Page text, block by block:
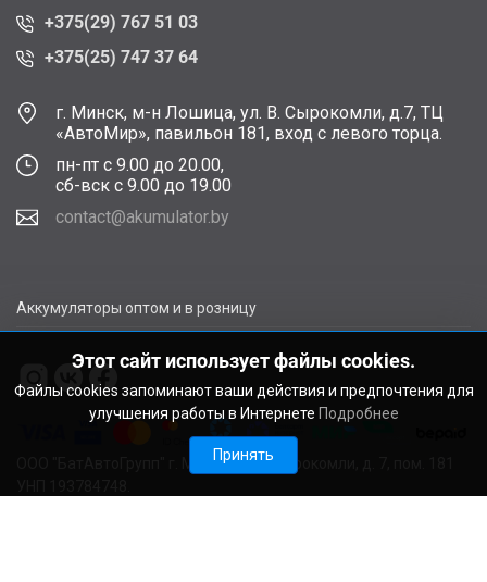
+375(29) 767 51 03
+375(25) 747 37 64
г. Минск, м-н Лошица, ул. В. Сырокомли, д.7, ТЦ
«АвтоМир», павильон 181, вход с левого торца.
пн-пт с 9.00 до 20.00,
сб-вск с 9.00 до 19.00
contact@akumulator.by
Аккумуляторы оптом и в розницу
ООО "БатАвтоГрупп" г. Минск, ул. В. Сырокомли, д. 7, пом. 181
Этот сайт использует файлы cookies.
Файлы cookies запоминают ваши действия и предпочтения для
улучшения работы в Интернете Подробнее
Принять